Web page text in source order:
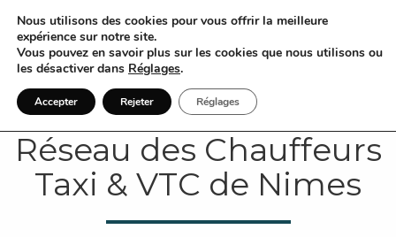
Réseau des Chauffeurs
Taxi & VTC de Nimes
Nous utilisons des cookies pour vous offrir la meilleure
expérience sur notre site.
Vous pouvez en savoir plus sur les cookies que nous utilisons ou
les désactiver dans Réglages.
Accepter Rejeter Réglages